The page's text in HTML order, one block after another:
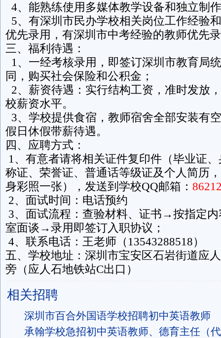
4、能熟练使用多媒体教学设备和独立制
5、有深圳市民办学校相关岗位工作经验
优先录用，有深圳市中考经验的教师优先
三、福利待遇：
1、一经考核录用，即签订深圳市教育局
同，购买社会保险和公积金；
2、薪资待遇：实行结构工资，准时发放
校薪资水平。
3、学校提供食宿，教师宿舍全部安装有
假日休假带薪待遇。
四、应聘方式：
1、有意者请将相关证件复印件（毕业证
称证、荣誉证、普通话等级证及个人简历
身彩照一张），发送到学校QQ邮箱：
2、面试时间：电话预约
3、面试流程：查验材料、证书→按指定
室面谈→录用即签订入职协议；
4、联系电话：王老师（13543288518）
五、学校地址：深圳市宝安区石岩街道应
旁（应人石地铁站C出口）
相关招聘
深圳市百合外国语学校招聘初中英语教师
承翰学校急招初中英语教师、德育主任（